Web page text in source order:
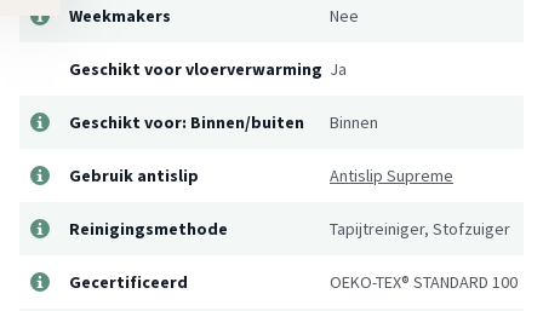
Weekmakers Nee
Geschikt voor vloerverwarming Ja
Geschikt voor: Binnen/buiten Binnen
Gebruik antislip Antislip Supreme
Reinigingsmethode Tapijtreiniger, Stofzuiger
Gecertificeerd OEKO-TEX® STANDARD 100